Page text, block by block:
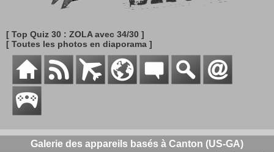
[ Top Quiz 30 : ZOLA avec 34/30 ]
[ Toutes les photos en diaporama ]
Galerie des appareils basés à Canton (US-GA)